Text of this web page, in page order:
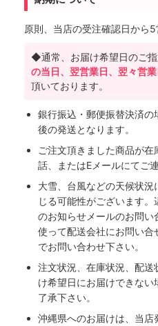
原則、当店の受注確認日から5
◆通常、お届け希望日のご指
の当日、翌営業日、翌々営
頂いております。
銀行振込・郵便振替決済
後の発送となります。
ご注文頂きました商品が
話、またはEメールにてご
大雪、台風などの天候状
じる可能性がございます
のお知らせメールのお問
使って配送会社にお問い合
でお問い合わせ下さい。
注文状況、在庫状況、配送
け希望日にお届けできな
了承下さい。
沖縄県へのお届けは、当店